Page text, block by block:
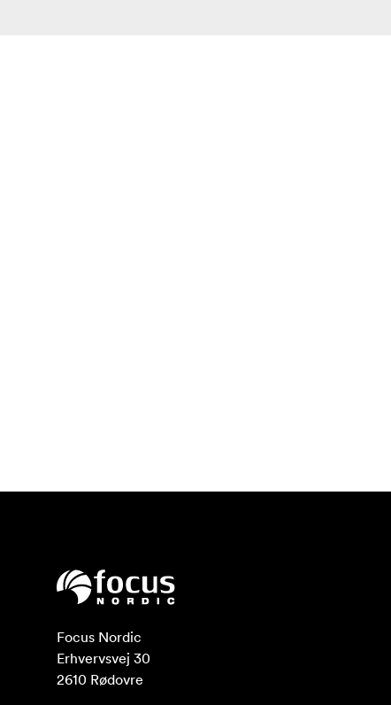
Focus Nordic
Erhvervsvej 30
2610 Rødovre